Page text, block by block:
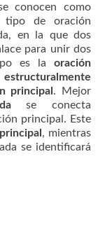
conocen como
tipo de oración
en la que dos
para unir dos
es la oración
estructuralmente
principal . Mejor
se conecta
principal. Este
, mientras
se identificará